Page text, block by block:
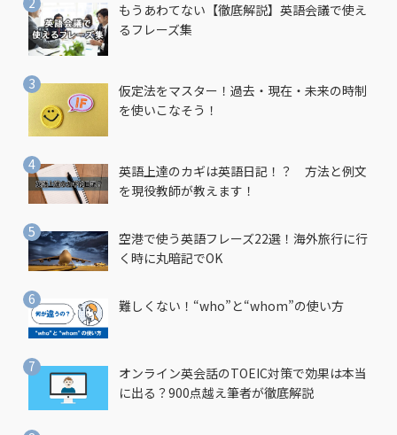
もうあわてない【徹底解説】英語会議で使え
るフレーズ集
仮定法をマスター！過去・現在・未来の時制
を使いこなそう！
英語上達のカギは英語日記！？ 方法と例文
を現役教師が教えます！
空港で使う英語フレーズ22選！海外旅行に行
く時に丸暗記でOK
難しくない！“who”と“whom”の使い方
オンライン英会話のTOEIC対策で効果は本当
に出る？900点越え筆者が徹底解説